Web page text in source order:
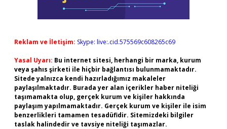
Reklam ve İletişim: Skype: live:.cid.575569c608265c69
Yasal Uyarı: Bu internet sitesi, herhangi bir marka, kurum
veya şahıs şirketi ile hiçbir bağlantısı bulunmamaktadır.
Sitede yalnızca kendi hazırladığımız makaleler
paylaşılmaktadır. Burada yer alan içerikler haber niteliği
taşımamakta olup, gerçek kurum ve kişiler hakkında
paylaşım yapılmamaktadır. Gerçek kurum ve kişiler ile isim
benzerlikleri tamamen tesadüfidir. Sitemizdeki bilgiler
taslak halindedir ve tavsiye niteliği taşımazlar.